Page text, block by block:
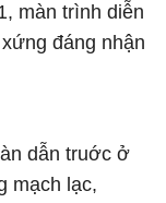
màn trình diễn
đáng nhận
dẫn truớc ở
mạch lạc,